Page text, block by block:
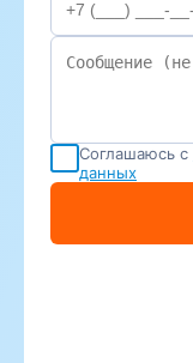
Соглашаюсь с
данных